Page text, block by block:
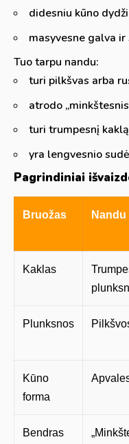
didesniu kūno
masyvesne galva ir
Tuo tarpu nandu:
turi pilkšvas arba
atrodo
turi trumpesnį kaklą
yra lengvesnio
Pagrindiniai
Bruožas Nandu
Kaklas
Plunksnos
Kūno
forma
Bendras